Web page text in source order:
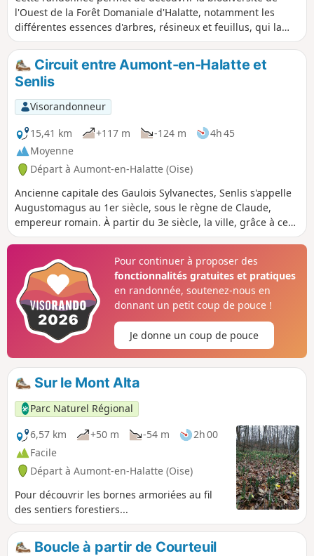
l'Ouest de la Forêt Domaniale d'Halatte, notamment les
différentes essences d'arbres, résineux et feuillus, qui la
composent. Le circuit serpente dans un massif vallonné qui
offre quelques beaux points de vue.
Circuit entre Aumont-en-Halatte et
Senlis
Visorandonneur
15,41 km
+117 m -124 m
4h 45
Moyenne
Départ à Aumont-en-Halatte (Oise)
Ancienne capitale des Gaulois Sylvanectes, Senlis s'appelle
Augustomagus au 1er siècle, sous le règne de Claude,
empereur romain. À partir du 3e siècle, la ville, grâce à ces
murailles, l'enceinte gallo-romaine de Senlis est l'une des
construction n'a toujours pas pu être déterminée. Il reste
certain, comme il a déjà été établi au XIXe siècle, que la
construction est postérieure au passage des hordes
germaniques de 275-276, et postérieure à l'an 278, résiste
aux invasions barbares, puis aux raids Normands. L'histoire
de Senlis est riche de dix siècles de présence royale
quasiment ininterrompue. La ville était le siège d'un
château ou d'un palais mérovingien puis carolingien dès le
haut Moyen Âge, complètement disparu et sans preuves
archéologiques certaines, mais mentionné dans nombre
d'actes et documents anciens.
Pour continuer à proposer des
fonctionnalités gratuites et pratiques
en randonnée, soutenez-nous en
donnant un petit coup de pouce !
Je donne un coup de pouce
Sur le Mont Alta
Parc Naturel Régional
6,57 km
+50 m -54 m
2h 00
Facile
Départ à Aumont-en-Halatte (Oise)
Pour découvrir les bornes armoriées au fil
des sentiers forestiers...
Boucle à partir de Courteuil